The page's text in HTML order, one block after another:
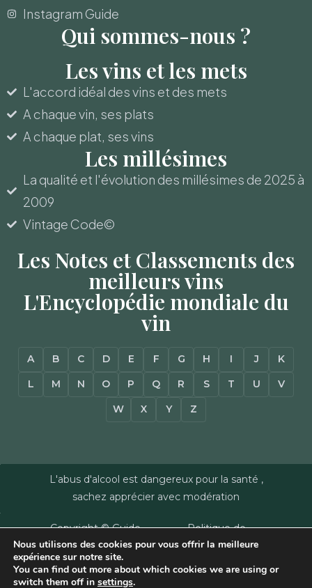
Instagram Guide
Qui sommes-nous ?
Les vins et les mets
L'accord idéal des vins et des mets
A chaque vin, ses plats
A chaque plat, ses vins
Les millésimes
La qualité et l'évolution des millésimes de 2025 à
2009
Vintage Code©
Les Notes et Classements des
meilleurs vins
L'Encyclopédie mondiale du
vin
A B C D E F G H I J
K
L
M N O P Q R S T U
V
W
X Y Z
L'abus d'alcool est dangereux pour la santé ,
sachez apprécier avec modération
Copyright © Guide
des Vins - Sas
Millésimes et
Dussert-Gerber -
Politique de
confidentialité–
Nous utilisons des cookies pour vous offrir la meilleure
expérience sur notre site.
You can find out more about which cookies we are using or
switch them off in settings.